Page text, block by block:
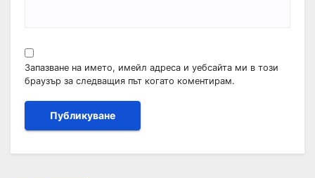
Запазване на името, имейл адреса и уебсайта ми в този
браузър за следващия път когато коментирам.